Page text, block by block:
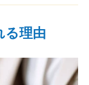
る理由